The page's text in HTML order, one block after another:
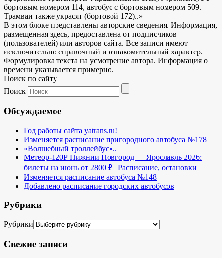
бортовым номером 114, автобус с бортовым номером 509.
Трамваи также украсят (бортовой 172)..»
В этом блоке представлены авторские сведения. Информация,
размещенная здесь, предоставлена от подписчиков
(пользователей) или авторов сайта. Все записи имеют
исключительно справочный и ознакомительный характер.
Формулировка текста на усмотрение автора. Информация о
времени указывается примерно.
Поиск по сайту
Поиск
Обсуждаемое
Год работы сайта yatrans.ru!
Изменяется расписание пригородного автобуса №178
«Волшебный троллейбус»..
Метеор-120Р Нижний Новгород — Ярославль 2026:
билеты на июнь от 2800 ₽ | Расписание, остановки
Изменяется расписание автобуса №148
Добавлено расписание городских автобусов
Рубрики
Рубрики
Свежие записи